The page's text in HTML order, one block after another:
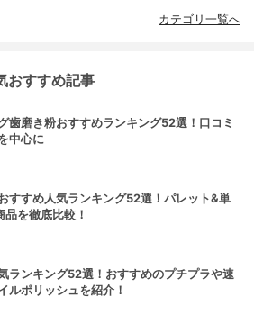
カテゴリ一覧へ
おすすめ記事
歯磨き粉おすすめランキング52選！口コミ
中心に
すすめ人気ランキング52選！パレット&単
を徹底比較！
ランキング52選！おすすめのプチプラや速
ルポリッシュを紹介！